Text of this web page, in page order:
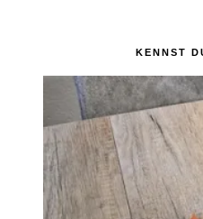
KENNST